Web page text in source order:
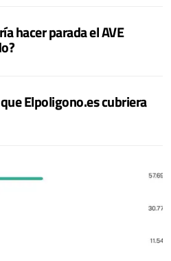
hacer parada el AVE
Elpoligono.es cubriera